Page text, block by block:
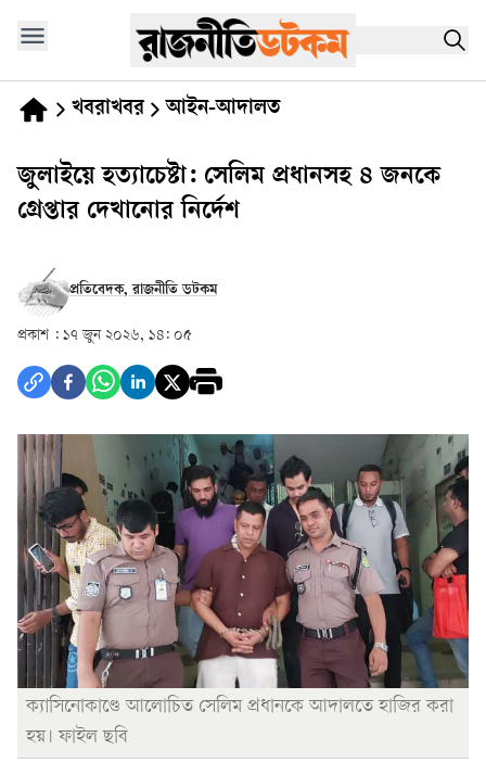
খবরাখবর আইন-আদালত
জুলাইয়ে হত্যাচেষ্টা: সেলিম প্রধানসহ ৪ জনকে
গ্রেপ্তার দেখানোর নির্দেশ
প্রতিবেদক, রাজনীতি ডটকম
প্রকাশ : ১৭ জুন ২০২৬, ১৪: ০৫
ক্যাসিনোকাণ্ডে আলোচিত সেলিম প্রধানকে আদালতে হাজির করা
হয়। ফাইল ছবি